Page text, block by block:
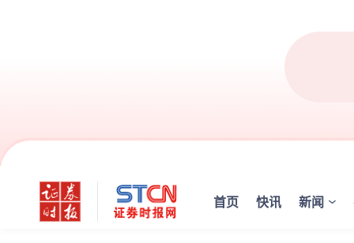
首页 快讯 新闻